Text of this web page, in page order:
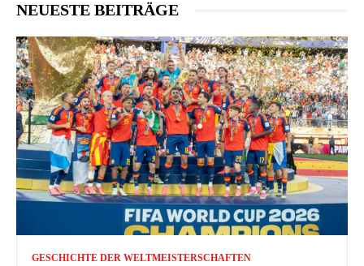
NEUESTE BEITRÄGE
GESCHICHTE DER WELTMEISTERSCHAFTEN